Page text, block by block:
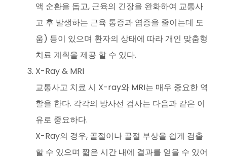
액 순환을 돕고, 근육의 긴장을 완화하여 교통사
고 후 발생하는 근육 통증과 염증을 줄이는데 도
움) 등이 있으며 환자의 상태에 따라 개인 맞춤형
치료 계획을 제공 할 수 있다.
X-Ray & MRI
교통사고 치료 시 X-ray와 MRI는 매우 중요한 역
할을 한다. 각각의 방사선 검사는 다음과 같은 이
유로 중요하다.
X-Ray의 경우, 골절이나 골절 부상을 쉽게 검출
할 수 있으며 짧은 시간 내에 결과를 얻을 수 있어